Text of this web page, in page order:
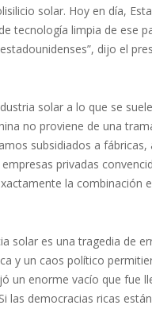
solar. Hoy en día,
tecnología limpia de ese
dijo el
solar a lo que se
no proviene de una
subsidiados a
privadas
la combinación
solar es una tragedia de
y un caos político
un enorme vacío que fue
las democracias ricas